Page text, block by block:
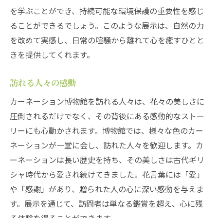
を学ぶことができ、持続可能な環境保護の重要性を感じ
ることができるでしょう。このような展示は、自然の力
を改めて実感し、日常の喧騒から離れて心を癒すひとと
きを提供してくれます。
訪れる人々の感動
カーネーション博物館を訪れる人々は、花々の美しさに
圧倒されるだけでなく、その背後にある感動的なストー
リーにも心動かされます。博物館では、様々な色のカー
ネーションが一堂に会し、訪れた人々を歓迎します。カ
ーネーションは長い歴史を持ち、その美しさは古代ギリ
シャ時代から愛され続けてきました。花言葉には「愛」
や「感謝」があり、贈られた人の心に深い感動を与えま
す。展示を通じて、訪問者は単なる鑑賞を超え、心に残